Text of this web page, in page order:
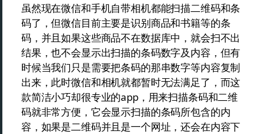
虽然现在微信和手机自带相机都能扫描二维码和条
码了，但微信目前主要是识别商品和书籍等的条
码，并且如果这些商品不在数据库中，就会扫不出
结果，也不会显示出扫描的条码数字及内容，但有
时候当我们只是需要把条码的那串数字等内容复制
出来，此时微信和相机就都暂时无法满足了，而这
款简洁小巧却很专业的app，用来扫描条码和二维
码就非常方便，它会显示扫描的条码所包含的内
容，如果是二维码并且是一个网址，还会在内容下